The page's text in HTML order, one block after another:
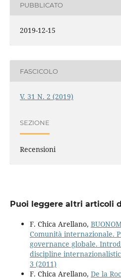
PUBBLICATO
2019-12-15
FASCICOLO
V. 31 N. 2 (2019)
SEZIONE
Recensioni
Puoi leggere altri articoli
F. Chica Arellano,
Comunità internazionale.
governance globale.
discipline
3 (2011)
F. Chica Arellano, De la